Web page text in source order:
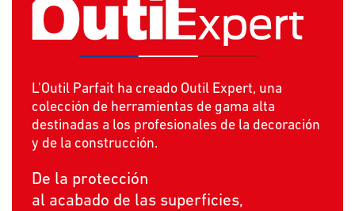
L'Outil Parfait ha creado Outil Expert, una
colección de herramientas de gama alta
destinadas a los profesionales de la decoración
y de la construcción.
De la protección
al acabado de las superficies,